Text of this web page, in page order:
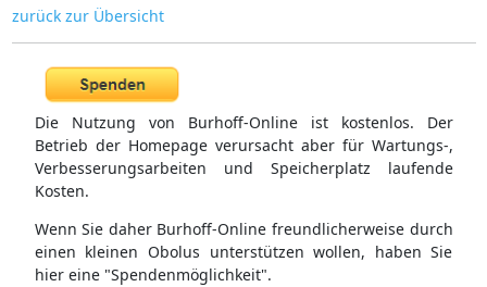
zurück zur Übersicht
Die Nutzung von Burhoff-Online ist kostenlos. Der
Betrieb der Homepage verursacht aber für Wartungs-,
Verbesserungsarbeiten und Speicherplatz laufende
Kosten.
Wenn Sie daher Burhoff-Online freundlicherweise durch
einen kleinen Obolus unterstützen wollen, haben Sie
hier eine "Spendenmöglichkeit".